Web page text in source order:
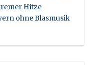
Hitze
ohne Blasmusik